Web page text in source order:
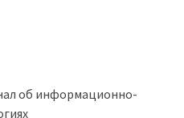
об информационно-